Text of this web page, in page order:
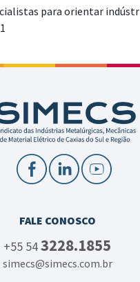
para orientar
FALE CONOSCO
+55 543228.1855
simecs@simecs.com.br